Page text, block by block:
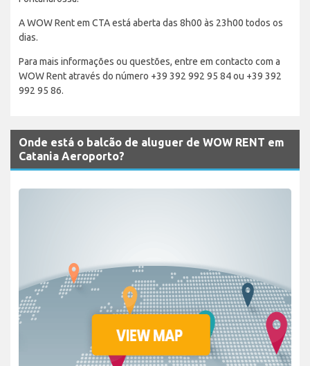
A WOW Rent em CTA está aberta das 8h00 às 23h00 todos os
dias.
Para mais informações ou questões, entre em contacto com a
WOW Rent através do número +39 392 992 95 84 ou +39 392
992 95 86.
Onde está o balcão de aluguer de WOW RENT em
Catania Aeroporto?